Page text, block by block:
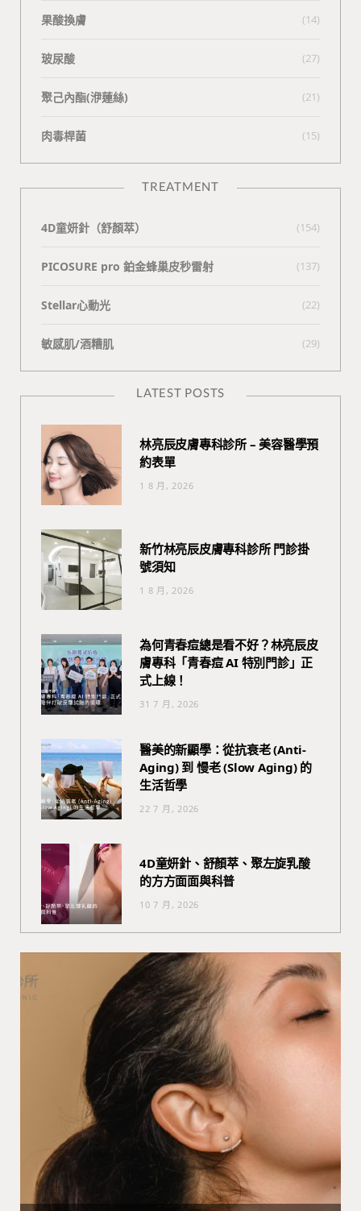
果酸換膚 (14)
玻尿酸 (27)
聚己內酯(洢蓮絲) (21)
肉毒桿菌 (15)
TREATMENT
4D童妍針（舒顏萃） (154)
PICOSURE pro 鉑金蜂巢皮秒雷射 (137)
Stellar心動光 (22)
敏感肌/酒糟肌 (29)
LATEST POSTS
林亮辰皮膚專科診所 – 美容醫學預
約表單
1 8 月, 2026
新竹林亮辰皮膚專科診所 門診掛
號須知
1 8 月, 2026
為何青春痘總是看不好？林亮辰皮
膚專科「青春痘 AI 特別門診」正
式上線！
31 7 月, 2026
醫美的新顯學：從抗衰老 (Anti-
Aging) 到 慢老 (Slow Aging) 的
生活哲學
22 7 月, 2026
4D童妍針、舒顏萃、聚左旋乳酸
的方方面面與科普
10 7 月, 2026